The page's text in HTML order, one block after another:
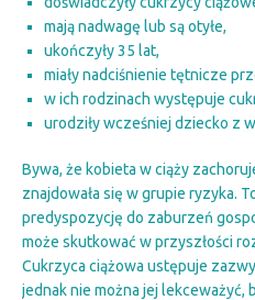
mają nadwagę lub są otyłe,
ukończyły 35 lat,
miały nadciśnienie tętnicze
w ich rodzinach występuje
urodziły wcześniej dziecko z
Bywa, że kobieta w ciąży
znajdowała się w grupie ryzyka.
predyspozycję do zaburzeń
może skutkować w przyszłości
Cukrzyca ciążowa ustępuje
jednak nie można jej lekceważyć,